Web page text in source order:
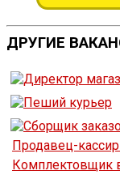
ДРУГИЕ
Продавец-
Комплектовщик